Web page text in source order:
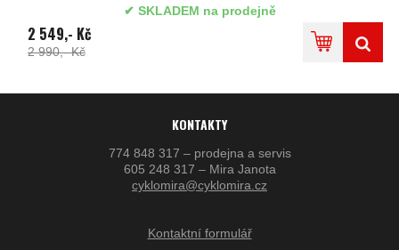
SKLADEM na prodejně
2 549,- Kč
2 990,- Kč
KONTAKTY
774 848 317 – prodejna a servis
605 248 317 – Mira Janota
cyklomira@cyklomira.cz
Kontaktní formulář